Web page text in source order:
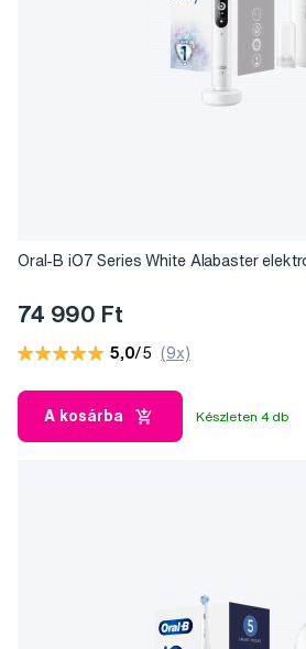
Oral-B iO7 Series White Alabaster
74 990 Ft
5,0/5 (9x)
A kosárba Készleten 4 db